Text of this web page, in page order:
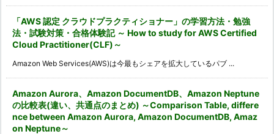
「AWS 認定 クラウドプラクティショナー」の学習方法・勉強
法・試験対策・合格体験記 ～ How to study for AWS Certified
Cloud Practitioner(CLF)～
Amazon Web Services(AWS)は今最もシェアを拡大しているパブ ...
Amazon Aurora、Amazon DocumentDB、Amazon Neptune
の比較表(違い、共通点のまとめ) ～Comparison Table, differe
nce between Amazon Aurora, Amazon DocumentDB, Amaz
on Neptune～